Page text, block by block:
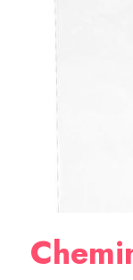
CONTACT